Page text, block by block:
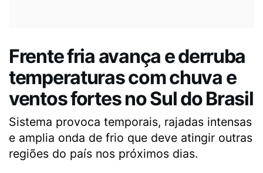
Frente fria avança e derruba
temperaturas com chuva e
ventos fortes no Sul do Brasil
Sistema provoca temporais, rajadas intensas
e amplia onda de frio que deve atingir outras
regiões do país nos próximos dias.